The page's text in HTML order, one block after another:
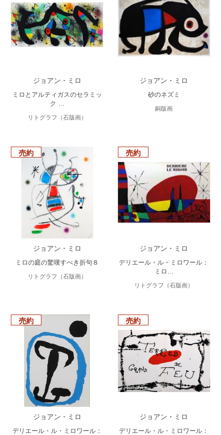
ジョアン・ミロ
ミロとアルティガスのセラミッ
ク …
リトグラフ（石版画）
ジョアン・ミロ
砂のネズミ
銅版画
売約
ジョアン・ミロ
ミロの庭の驚嘆すべき折句８
リトグラフ（石版画）
売約
ジョアン・ミロ
デリエール・ル・ミロワール：
ミロ…
リトグラフ（石版画）
売約
ジョアン・ミロ
デリエール・ル・ミロワール：
売約
ジョアン・ミロ
デリエール・ル・ミロワール：